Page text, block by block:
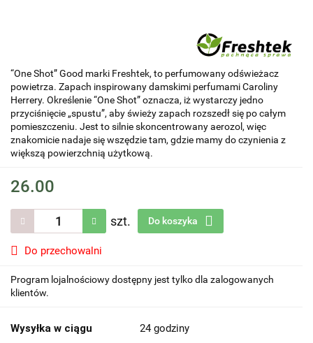
“One Shot” Good marki Freshtek, to perfumowany odświeżacz
powietrza. Zapach inspirowany damskimi perfumami Caroliny
Herrery. Określenie “One Shot” oznacza, iż wystarczy jedno
przyciśnięcie „spustu”, aby świeży zapach rozszedł się po całym
pomieszczeniu. Jest to silnie skoncentrowany aerozol, więc
znakomicie nadaje się wszędzie tam, gdzie mamy do czynienia z
większą powierzchnią użytkową.
26.00
szt. Do koszyka
Do przechowalni
Program lojalnościowy dostępny jest tylko dla zalogowanych
klientów.
Wysyłka w ciągu 24 godziny